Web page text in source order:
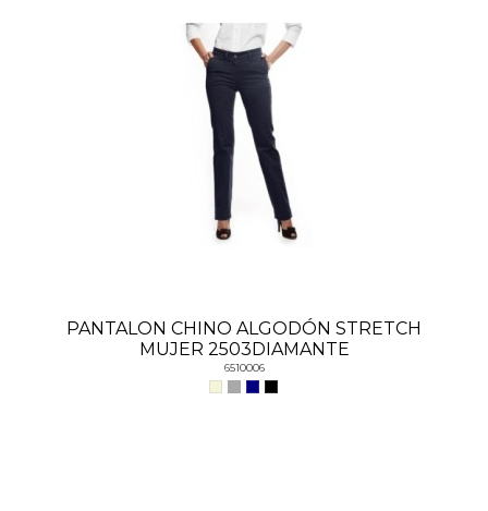
PANTALON CHINO ALGODÓN STRETCH
MUJER 2503DIAMANTE
6510006